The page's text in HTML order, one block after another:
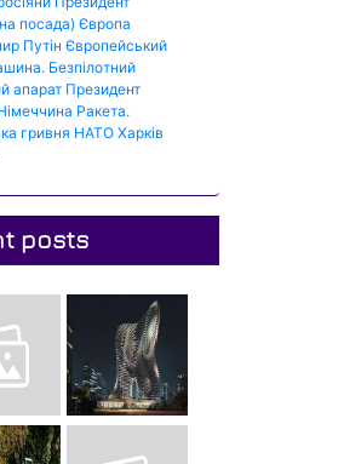
посада) Європа
Путін Європейський
Безпілотний
апарат Президент
Ракета.
гривня НАТО Харків
posts